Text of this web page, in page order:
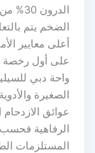
الضخم يتم
أعلى معايير
على أول رخصة
واحة دبي
الصغيرة
عوائق
الرفاهية
المستلزمات